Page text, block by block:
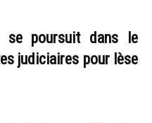
se poursuit dans le
judiciaires pour lèse